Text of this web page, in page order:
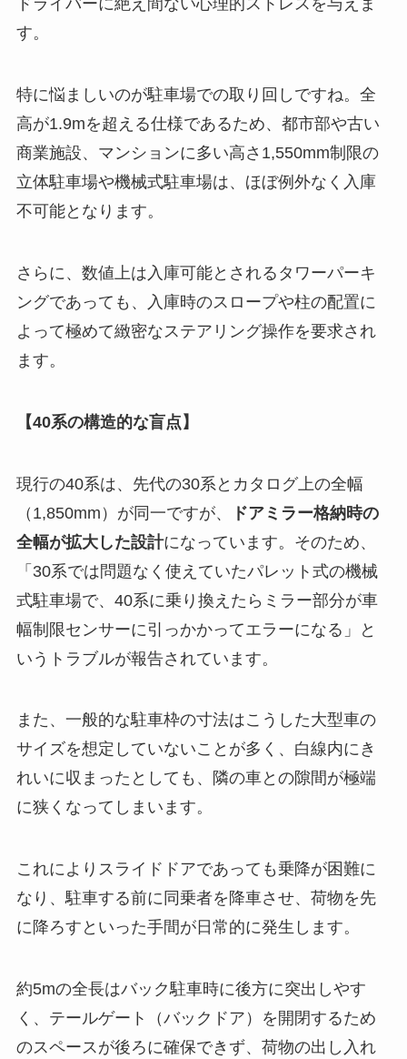
ドライバーに絶え間ない心理的ストレスを与えま
す。
特に悩ましいのが駐車場での取り回しですね。全
高が1.9mを超える仕様であるため、都市部や古い
商業施設、マンションに多い高さ1,550mm制限の
立体駐車場や機械式駐車場は、ほぼ例外なく入庫
不可能となります。
さらに、数値上は入庫可能とされるタワーパーキ
ングであっても、入庫時のスロープや柱の配置に
よって極めて緻密なステアリング操作を要求され
ます。
【40系の構造的な盲点】
現行の40系は、先代の30系とカタログ上の全幅
（1,850mm）が同一ですが、
ドアミラー格納時の
全幅が拡大した設計になっています。そのため、
「30系では問題なく使えていたパレット式の機械
式駐車場で、40系に乗り換えたらミラー部分が車
幅制限センサーに引っかかってエラーになる」と
いうトラブルが報告されています。
また、一般的な駐車枠の寸法はこうした大型車の
サイズを想定していないことが多く、白線内にき
れいに収まったとしても、隣の車との隙間が極端
に狭くなってしまいます。
これによりスライドドアであっても乗降が困難に
なり、駐車する前に同乗者を降車させ、荷物を先
に降ろすといった手間が日常的に発生します。
約5mの全長はバック駐車時に後方に突出しやす
く、テールゲート（バックドア）を開閉するため
のスペースが後ろに確保できず、荷物の出し入れ